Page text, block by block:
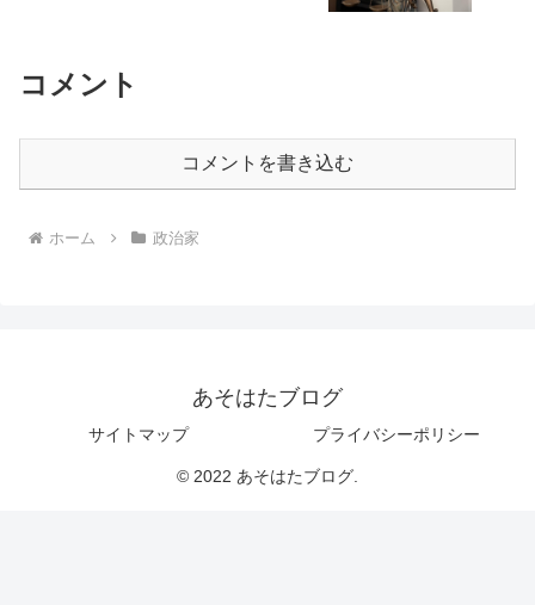
コメント
コメントを書き込む
ホーム 政治家
あそはたブログ
サイトマップ プライバシーポリシー
© 2022 あそはたブログ.